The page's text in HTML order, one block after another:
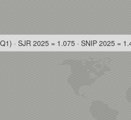
· SJR 2025 = 1.075 · SNIP 2025 =